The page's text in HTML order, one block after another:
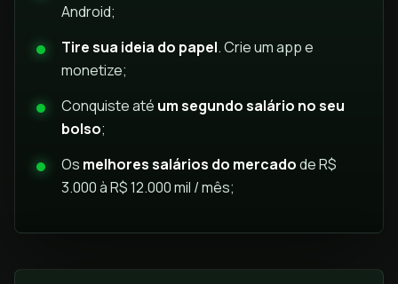
Android;
Tire sua ideia do papel. Crie um app e
monetize;
Conquiste até um segundo salário no seu
bolso;
Os melhores salários do mercadode R$
3.000 à R$ 12.000 mil / mês;